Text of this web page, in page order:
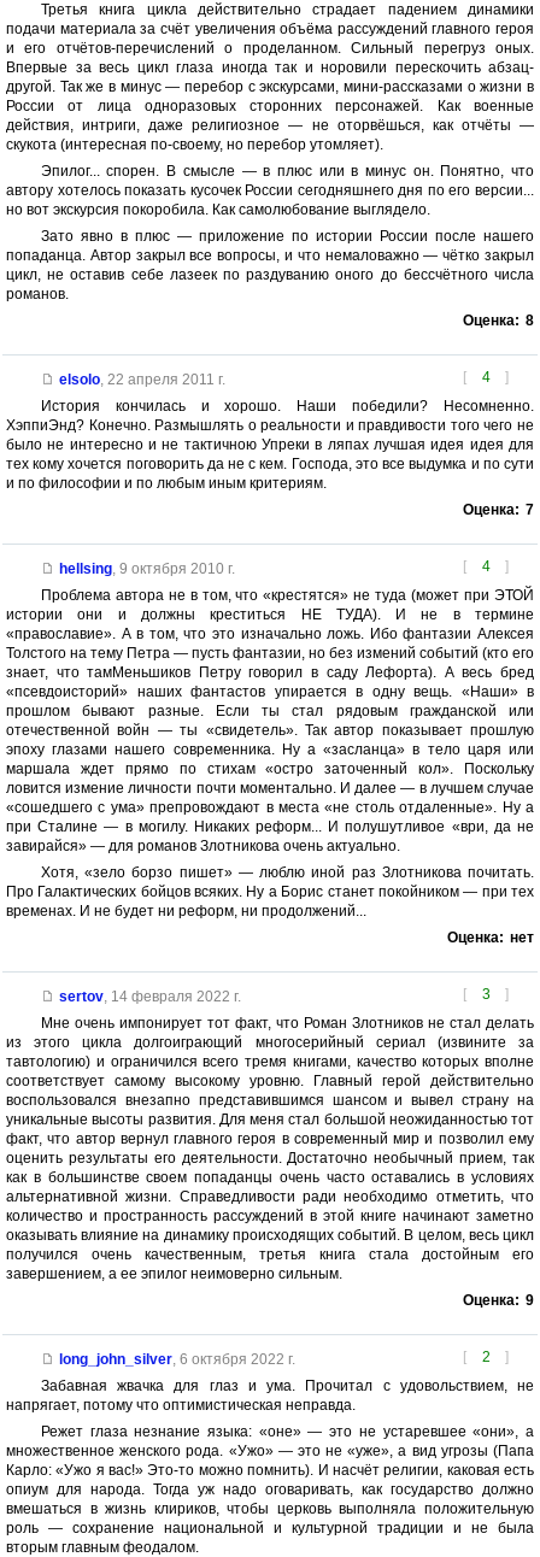
Третья книга цикла действительно страдает падением динамики
подачи материала за счёт увеличения объёма рассуждений главного героя
и его отчётов-перечислений о проделанном. Сильный перегруз оных.
Впервые за весь цикл глаза иногда так и норовили перескочить абзац-
другой. Так же в минус — перебор с экскурсами, мини-рассказами о жизни в
России от лица одноразовых сторонних персонажей. Как военные
действия, интриги, даже религиозное — не оторвёшься, как отчёты —
скукота (интересная по-своему, но перебор утомляет).
Эпилог... спорен. В смысле — в плюс или в минус он. Понятно, что
автору хотелось показать кусочек России сегодняшнего дня по его версии...
но вот экскурсия покоробила. Как самолюбование выглядело.
Зато явно в плюс — приложение по истории России после нашего
попаданца. Автор закрыл все вопросы, и что немаловажно — чётко закрыл
цикл, не оставив себе лазеек по раздуванию оного до бессчётного числа
романов.
Оценка: 8
[ 4 ]
elsolo, 22 апреля 2011 г.
История кончилась и хорошо. Наши победили? Несомненно.
ХэппиЭнд? Конечно. Размышлять о реальности и правдивости того чего не
было не интересно и не тактичною Упреки в ляпах лучшая идея идея для
тех кому хочется поговорить да не с кем. Господа, это все выдумка и по сути
и по философии и по любым иным критериям.
Оценка: 7
[ 4 ]
hellsing, 9 октября 2010 г.
Проблема автора не в том, что «крестятся» не туда (может при ЭТОЙ
истории они и должны креститься НЕ ТУДА). И не в термине
«православие». А в том, что это изначально ложь. Ибо фантазии Алексея
Толстого на тему Петра — пусть фантазии, но без измений событий (кто его
знает, что тамМеньшиков Петру говорил в саду Лефорта). А весь бред
«псевдоисторий» наших фантастов упирается в одну вещь. «Наши» в
прошлом бывают разные. Если ты стал рядовым гражданской или
отечественной войн — ты «свидетель». Так автор показывает прошлую
эпоху глазами нашего современника. Ну а «засланца» в тело царя или
маршала ждет прямо по стихам «остро заточенный кол». Поскольку
ловится измение личности почти моментально. И далее — в лучшем случае
«сошедшего с ума» препровождают в места «не столь отдаленные». Ну а
при Сталине — в могилу. Никаких реформ... И полушутливое «ври, да не
завирайся» — для романов Злотникова очень актуально.
Хотя, «зело борзо пишет» — люблю иной раз Злотникова почитать.
Про Галактических бойцов всяких. Ну а Борис станет покойником — при тех
временах. И не будет ни реформ, ни продолжений...
Оценка: нет
[ 3 ]
sertov, 14 февраля 2022 г.
Мне очень импонирует тот факт, что Роман Злотников не стал делать
из этого цикла долгоиграющий многосерийный сериал (извините за
тавтологию) и ограничился всего тремя книгами, качество которых вполне
соответствует самому высокому уровню. Главный герой действительно
воспользовался внезапно представившимся шансом и вывел страну на
уникальные высоты развития. Для меня стал большой неожиданностью тот
факт, что автор вернул главного героя в современный мир и позволил ему
оценить результаты его деятельности. Достаточно необычный прием, так
как в большинстве своем попаданцы очень часто оставались в условиях
альтернативной жизни. Справедливости ради необходимо отметить, что
количество и пространность рассуждений в этой книге начинают заметно
оказывать влияние на динамику происходящих событий. В целом, весь цикл
получился очень качественным, третья книга стала достойным его
завершением, а ее эпилог неимоверно сильным.
Оценка: 9
[ 2 ]
long_john_silver, 6 октября 2022 г.
Забавная жвачка для глаз и ума. Прочитал с удовольствием, не
напрягает, потому что оптимистическая неправда.
Режет глаза незнание языка: «оне» — это не устаревшее «они», а
множественное женского рода. «Ужо» — это не «уже», а вид угрозы (Папа
Карло: «Ужо я вас!» Это-то можно помнить). И насчёт религии, каковая есть
опиум для народа. Тогда уж надо оговаривать, как государство должно
вмешаться в жизнь клириков, чтобы церковь выполняла положительную
роль — сохранение национальной и культурной традиции и не была
вторым главным феодалом.